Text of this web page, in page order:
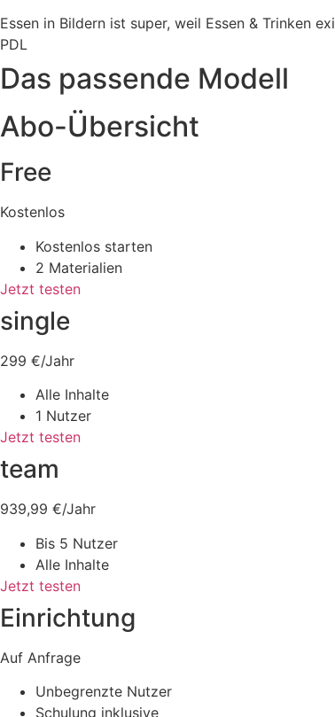
Essen in Bildern ist super, weil Essen & Trinken
PDL
Das passende Modell
Abo-Übersicht
Free
Kostenlos
Kostenlos starten
2 Materialien
Jetzt testen
single
299 €/Jahr
Alle Inhalte
1 Nutzer
Jetzt testen
team
939,99 €/Jahr
Bis 5 Nutzer
Alle Inhalte
Jetzt testen
Einrichtung
Auf Anfrage
Unbegrenzte Nutzer
Schulung inklusive